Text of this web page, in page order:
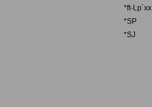
*ft-Lp´xx
*SP
*SJ